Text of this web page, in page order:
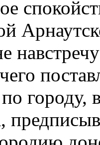
городу,